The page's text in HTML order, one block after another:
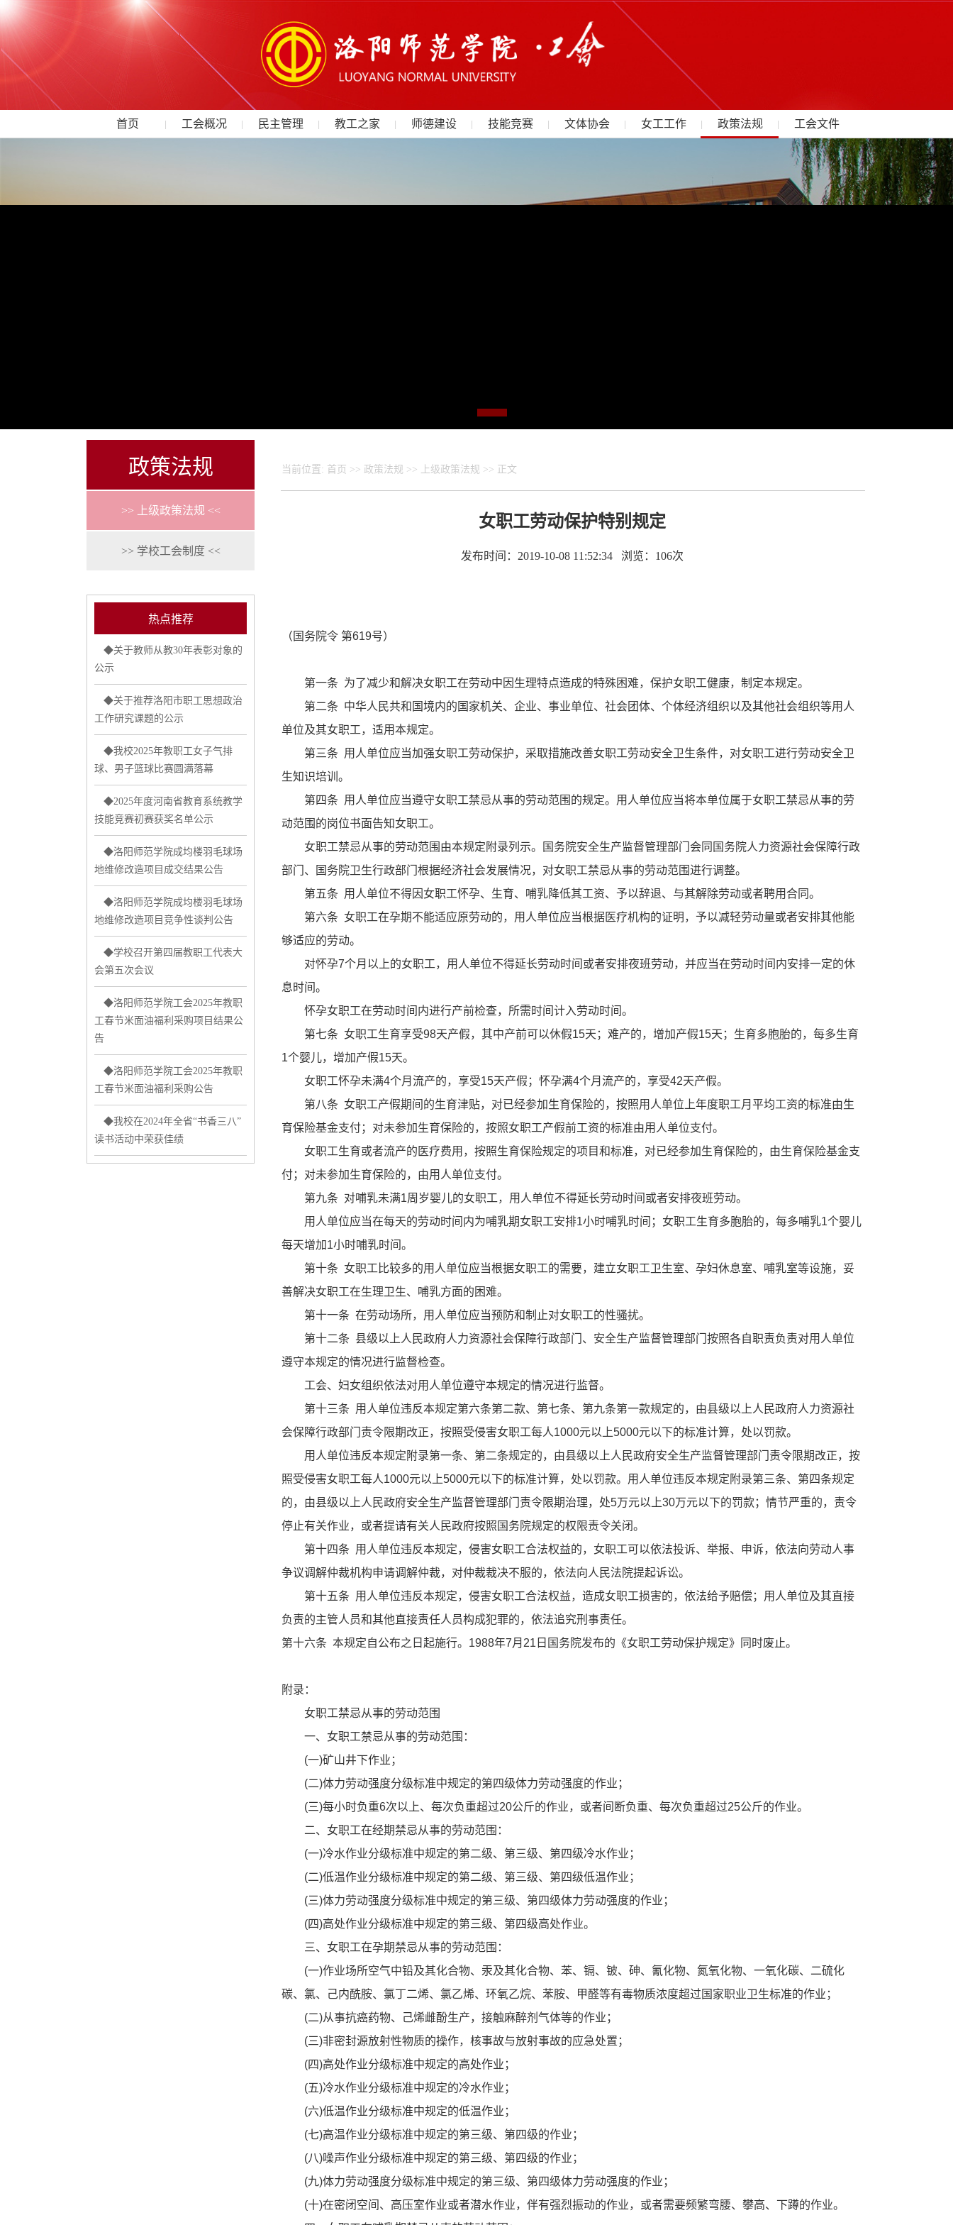
首页 工会概况 民主管理 教工之家 师德建设 技能竞赛 文体协会 女工工作 政策法规 工会文件
政策法规
>> 上级政策法规 <<
>> 学校工会制度 <<
热点推荐
◆关于教师从教30年表彰对象的
公示
◆关于推荐洛阳市职工思想政治
工作研究课题的公示
◆我校2025年教职工女子气排
球、男子篮球比赛圆满落幕
◆2025年度河南省教育系统教学
技能竞赛初赛获奖名单公示
◆洛阳师范学院成均楼羽毛球场
地维修改造项目成交结果公告
◆洛阳师范学院成均楼羽毛球场
地维修改造项目竞争性谈判公告
◆学校召开第四届教职工代表大
会第五次会议
◆洛阳师范学院工会2025年教职
工春节米面油福利采购项目结果公
告
◆洛阳师范学院工会2025年教职
工春节米面油福利采购公告
◆我校在2024年全省“书香三八”
读书活动中荣获佳绩
当前位置: 首页 >> 政策法规 >> 上级政策法规 >> 正文
女职工劳动保护特别规定
发布时间：2019-10-08 11:52:34 浏览： 106次
（国务院令 第619号）
第一条 为了减少和解决女职工在劳动中因生理特点造成的特殊困难，保护女职工健康，制定本规定。
第二条 中华人民共和国境内的国家机关、企业、事业单位、社会团体、个体经济组织以及其他社会组织等用人
单位及其女职工，适用本规定。
第三条 用人单位应当加强女职工劳动保护，采取措施改善女职工劳动安全卫生条件，对女职工进行劳动安全卫
生知识培训。
第四条 用人单位应当遵守女职工禁忌从事的劳动范围的规定。用人单位应当将本单位属于女职工禁忌从事的劳
动范围的岗位书面告知女职工。
女职工禁忌从事的劳动范围由本规定附录列示。国务院安全生产监督管理部门会同国务院人力资源社会保障行政
部门、国务院卫生行政部门根据经济社会发展情况，对女职工禁忌从事的劳动范围进行调整。
第五条 用人单位不得因女职工怀孕、生育、哺乳降低其工资、予以辞退、与其解除劳动或者聘用合同。
第六条 女职工在孕期不能适应原劳动的，用人单位应当根据医疗机构的证明，予以减轻劳动量或者安排其他能
够适应的劳动。
对怀孕7个月以上的女职工，用人单位不得延长劳动时间或者安排夜班劳动，并应当在劳动时间内安排一定的休
息时间。
怀孕女职工在劳动时间内进行产前检查，所需时间计入劳动时间。
第七条 女职工生育享受98天产假，其中产前可以休假15天；难产的，增加产假15天；生育多胞胎的，每多生育
1个婴儿，增加产假15天。
女职工怀孕未满4个月流产的，享受15天产假；怀孕满4个月流产的，享受42天产假。
第八条 女职工产假期间的生育津贴，对已经参加生育保险的，按照用人单位上年度职工月平均工资的标准由生
育保险基金支付；对未参加生育保险的，按照女职工产假前工资的标准由用人单位支付。
女职工生育或者流产的医疗费用，按照生育保险规定的项目和标准，对已经参加生育保险的，由生育保险基金支
付；对未参加生育保险的，由用人单位支付。
第九条 对哺乳未满1周岁婴儿的女职工，用人单位不得延长劳动时间或者安排夜班劳动。
用人单位应当在每天的劳动时间内为哺乳期女职工安排1小时哺乳时间；女职工生育多胞胎的，每多哺乳1个婴儿
每天增加1小时哺乳时间。
第十条 女职工比较多的用人单位应当根据女职工的需要，建立女职工卫生室、孕妇休息室、哺乳室等设施，妥
善解决女职工在生理卫生、哺乳方面的困难。
第十一条 在劳动场所，用人单位应当预防和制止对女职工的性骚扰。
第十二条 县级以上人民政府人力资源社会保障行政部门、安全生产监督管理部门按照各自职责负责对用人单位
遵守本规定的情况进行监督检查。
工会、妇女组织依法对用人单位遵守本规定的情况进行监督。
第十三条 用人单位违反本规定第六条第二款、第七条、第九条第一款规定的，由县级以上人民政府人力资源社
会保障行政部门责令限期改正，按照受侵害女职工每人1000元以上5000元以下的标准计算，处以罚款。
用人单位违反本规定附录第一条、第二条规定的，由县级以上人民政府安全生产监督管理部门责令限期改正，按
照受侵害女职工每人1000元以上5000元以下的标准计算，处以罚款。用人单位违反本规定附录第三条、第四条规定
的，由县级以上人民政府安全生产监督管理部门责令限期治理，处5万元以上30万元以下的罚款；情节严重的，责令
停止有关作业，或者提请有关人民政府按照国务院规定的权限责令关闭。
第十四条 用人单位违反本规定，侵害女职工合法权益的，女职工可以依法投诉、举报、申诉，依法向劳动人事
争议调解仲裁机构申请调解仲裁，对仲裁裁决不服的，依法向人民法院提起诉讼。
第十五条 用人单位违反本规定，侵害女职工合法权益，造成女职工损害的，依法给予赔偿；用人单位及其直接
负责的主管人员和其他直接责任人员构成犯罪的，依法追究刑事责任。
第十六条 本规定自公布之日起施行。1988年7月21日国务院发布的《女职工劳动保护规定》同时废止。
附录：
女职工禁忌从事的劳动范围
一、女职工禁忌从事的劳动范围：
(一)矿山井下作业；
(二)体力劳动强度分级标准中规定的第四级体力劳动强度的作业；
(三)每小时负重6次以上、每次负重超过20公斤的作业，或者间断负重、每次负重超过25公斤的作业。
二、女职工在经期禁忌从事的劳动范围：
(一)冷水作业分级标准中规定的第二级、第三级、第四级冷水作业；
(二)低温作业分级标准中规定的第二级、第三级、第四级低温作业；
(三)体力劳动强度分级标准中规定的第三级、第四级体力劳动强度的作业；
(四)高处作业分级标准中规定的第三级、第四级高处作业。
三、女职工在孕期禁忌从事的劳动范围：
(一)作业场所空气中铅及其化合物、汞及其化合物、苯、镉、铍、砷、氰化物、氮氧化物、一氧化碳、二硫化
碳、氯、己内酰胺、氯丁二烯、氯乙烯、环氧乙烷、苯胺、甲醛等有毒物质浓度超过国家职业卫生标准的作业；
(二)从事抗癌药物、己烯雌酚生产，接触麻醉剂气体等的作业；
(三)非密封源放射性物质的操作，核事故与放射事故的应急处置；
(四)高处作业分级标准中规定的高处作业；
(五)冷水作业分级标准中规定的冷水作业；
(六)低温作业分级标准中规定的低温作业；
(七)高温作业分级标准中规定的第三级、第四级的作业；
(八)噪声作业分级标准中规定的第三级、第四级的作业；
(九)体力劳动强度分级标准中规定的第三级、第四级体力劳动强度的作业；
(十)在密闭空间、高压室作业或者潜水作业，伴有强烈振动的作业，或者需要频繁弯腰、攀高、下蹲的作业。